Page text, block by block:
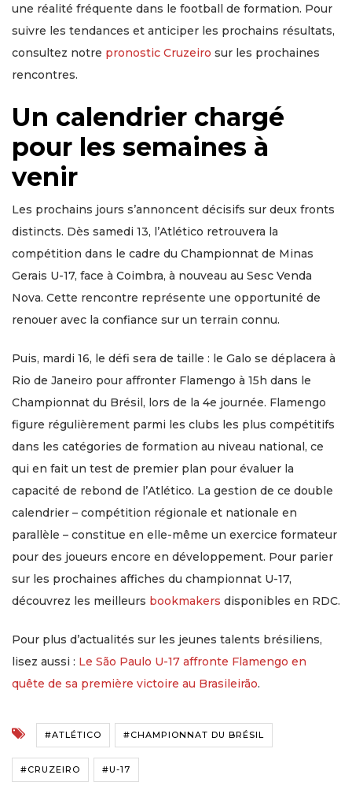
une réalité fréquente dans le football de formation. Pour
suivre les tendances et anticiper les prochains résultats,
consultez notre pronostic Cruzeiro sur les prochaines
rencontres.
Un calendrier chargé
pour les semaines à
venir
Les prochains jours s’annoncent décisifs sur deux fronts
distincts. Dès samedi 13, l’Atlético retrouvera la
compétition dans le cadre du Championnat de Minas
Gerais U-17, face à Coimbra, à nouveau au Sesc Venda
Nova. Cette rencontre représente une opportunité de
renouer avec la confiance sur un terrain connu.
Puis, mardi 16, le défi sera de taille : le Galo se déplacera à
Rio de Janeiro pour affronter Flamengo à 15h dans le
Championnat du Brésil, lors de la 4e journée. Flamengo
figure régulièrement parmi les clubs les plus compétitifs
dans les catégories de formation au niveau national, ce
qui en fait un test de premier plan pour évaluer la
capacité de rebond de l’Atlético. La gestion de ce double
calendrier – compétition régionale et nationale en
parallèle – constitue en elle-même un exercice formateur
pour des joueurs encore en développement. Pour parier
sur les prochaines affiches du championnat U-17,
découvrez les meilleurs bookmakers disponibles en RDC.
Pour plus d’actualités sur les jeunes talents brésiliens,
lisez aussi : Le São Paulo U-17 affronte Flamengo en
quête de sa première victoire au Brasileirão.
#ATLÉTICO #CHAMPIONNAT DU BRÉSIL
#CRUZEIRO #U-17